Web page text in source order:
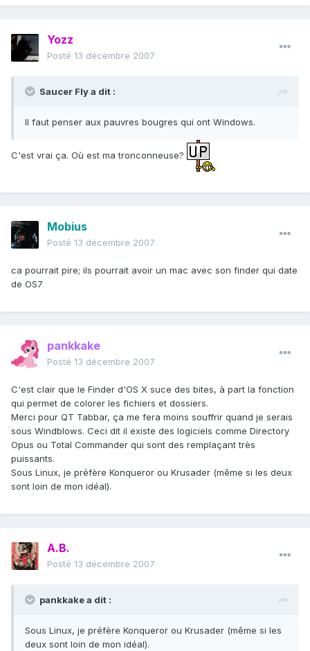
Yozz
Posté 13 décembre 2007
Saucer Fly a dit :
Il faut penser aux pauvres bougres qui ont Windows.
C'est vrai ça. Où est ma tronconneuse?
Mobius
Posté 13 décembre 2007
ca pourrait pire; ils pourrait avoir un mac avec son finder qui date
de OS7
pankkake
Posté 13 décembre 2007
C'est clair que le Finder d'OS X suce des bites, à part la fonction
qui permet de colorer les fichiers et dossiers.
Merci pour QT Tabbar, ça me fera moins souffrir quand je serais
sous Windblows. Ceci dit il existe des logiciels comme Directory
Opus ou Total Commander qui sont des remplaçant très
puissants.
Sous Linux, je préfère Konqueror ou Krusader (même si les deux
sont loin de mon idéal).
A.B.
Posté 13 décembre 2007
pankkake a dit :
Sous Linux, je préfère Konqueror ou Krusader (même si les
deux sont loin de mon idéal).